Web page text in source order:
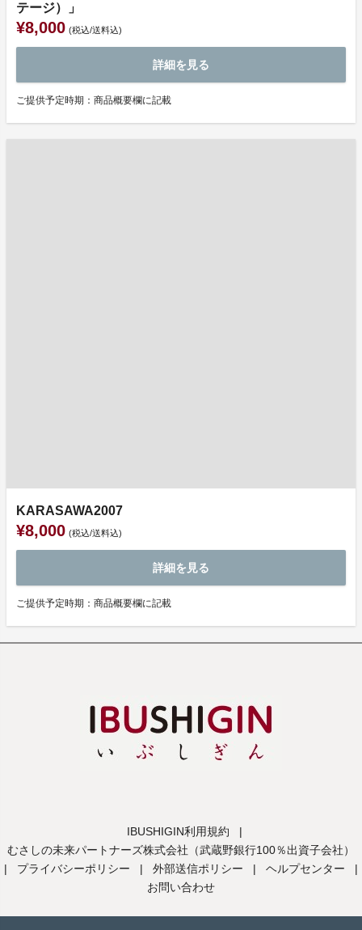
テージ）」
¥8,000 (税込/送料込)
詳細を見る
ご提供予定時期：商品概要欄に記載
KARASAWA2007
¥8,000 (税込/送料込)
詳細を見る
ご提供予定時期：商品概要欄に記載
IBUSHIGIN利用規約
|
むさしの未来パートナーズ株式会社（武蔵野銀行100％出資子会社）
|
プライバシーポリシー | 外部送信ポリシー | ヘルプセンター
|
お問い合わせ